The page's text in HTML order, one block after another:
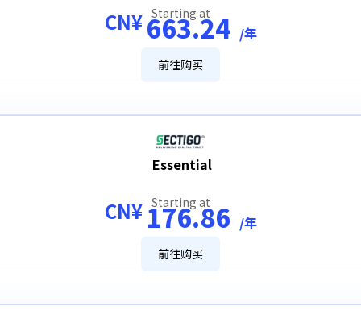
Starting at
CN¥663.24 /年
前往购买
Essential
Starting at
CN¥ 176.86 /年
前往购买